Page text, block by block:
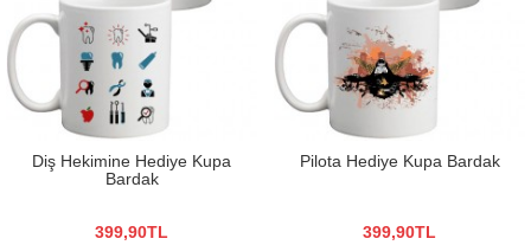
Diş Hekimine Hediye Kupa
Bardak
399,90TL
Pilota Hediye Kupa Bardak
399,90TL